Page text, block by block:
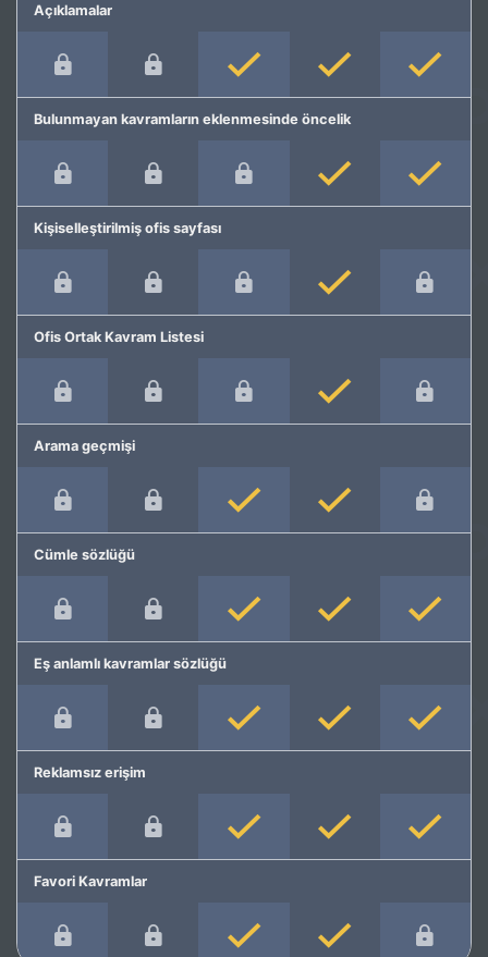
Açıklamalar
Bulunmayan kavramların eklenmesinde öncelik
Kişiselleştirilmiş ofis sayfası
Ofis Ortak Kavram Listesi
Arama geçmişi
Cümle sözlüğü
Eş anlamlı kavramlar sözlüğü
Reklamsız erişim
Favori Kavramlar